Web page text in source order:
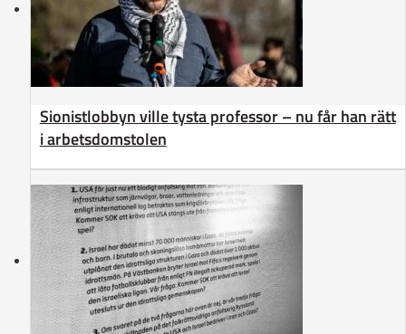
Sionistlobbyn ville tysta professor – nu får han rätt
i arbetsdomstolen